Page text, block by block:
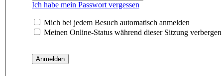
Ich habe mein Passwort vergessen
Mich bei jedem Besuch automatisch anmelden
Meinen Online-Status während dieser Sitzung verbergen